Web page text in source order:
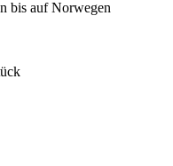
bis auf Norwegen